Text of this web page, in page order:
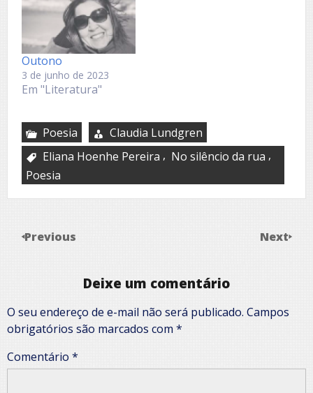
Outono
3 de junho de 2023
Em "Literatura"
Poesia
Claudia Lundgren
Eliana Hoenhe Pereira , No silêncio da rua ,
Poesia
Previous Next
Deixe um comentário
O seu endereço de e-mail não será publicado. Campos
obrigatórios são marcados com *
Comentário *